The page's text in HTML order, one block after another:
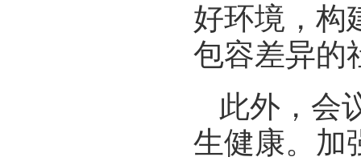
好环境，构
包容差异的
此外，会
生健康。加